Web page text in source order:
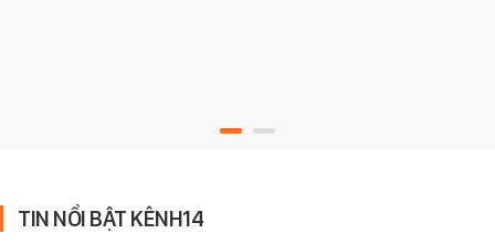
TIN NỔI BẬT KÊNH14